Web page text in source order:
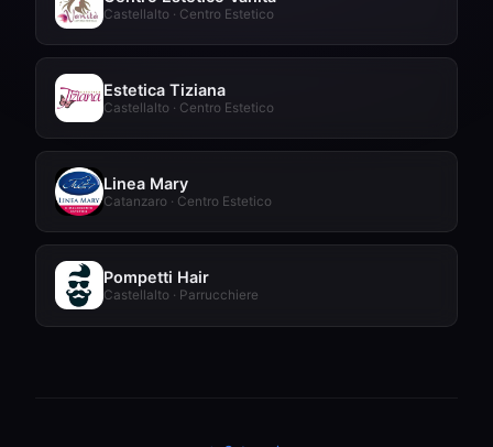
Castellalto · Centro Estetico
Estetica Tiziana
Castellalto · Centro Estetico
Linea Mary
Catanzaro · Centro Estetico
Pompetti Hair
Castellalto · Parrucchiere